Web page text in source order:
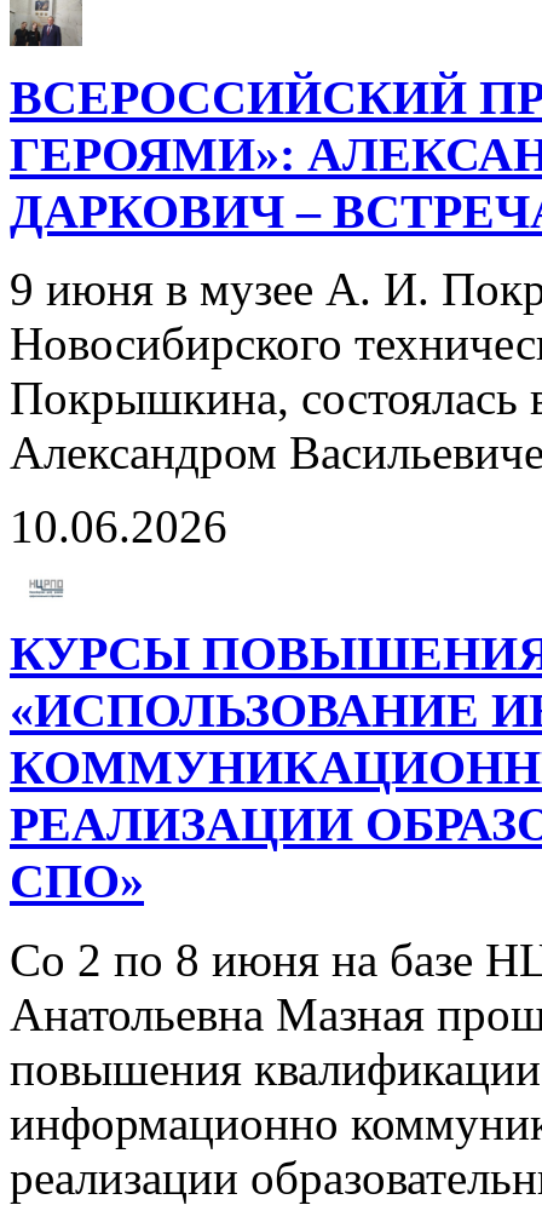
ВСЕРОССИЙСКИЙ
ГЕРОЯМИ»:
ДАРКОВИЧ –
9 июня в музее А. И.
Новосибирского
Покрышкина, состоялась
Александром
10.06.2026
КУРСЫ
«ИСПОЛЬЗОВАНИЕ
РЕАЛИЗАЦИИ
СПО»
Со 2 по 8 июня на базе
Анатольевна Мазная
повышения
информационно
реализации